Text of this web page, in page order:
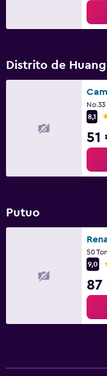
Distrito de
8,1
51
Putuo
9,0
87